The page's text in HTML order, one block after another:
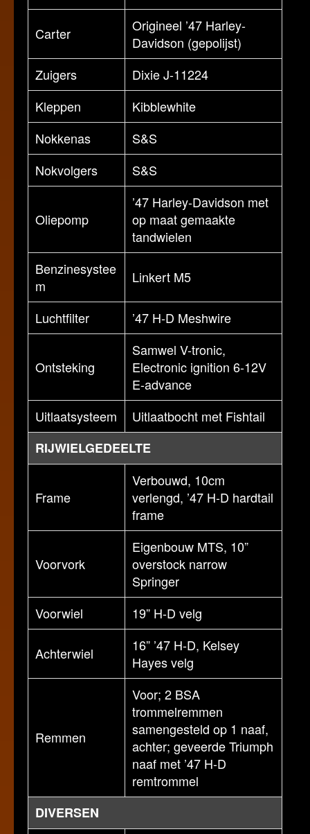
Carter
Origineel ’47 Harley-
Davidson (gepolijst)
Zuigers
Dixie J-11224
Kleppen
Kibblewhite
Nokkenas
S&S
Nokvolgers
S&S
Oliepomp
’47 Harley-Davidson met
op maat gemaakte
tandwielen
Benzinesystee
m
Linkert M5
Luchtfilter ’47 H-D Meshwire
Ontsteking
Samwel V-tronic,
Electronic ignition 6-12V
E-advance
Uitlaatsysteem
Uitlaatbocht met Fishtail
RIJWIELGEDEELTE
Frame
Verbouwd, 10cm
verlengd, ’47 H-D hardtail
frame
Voorvork
Eigenbouw MTS, 10”
overstock narrow
Springer
Voorwiel
19” H-D velg
Achterwiel
16” ’47 H-D, Kelsey
Hayes velg
Remmen
Voor; 2 BSA
trommelremmen
samengesteld op 1 naaf,
achter; geveerde Triumph
naaf met ’47 H-D
remtrommel
DIVERSEN